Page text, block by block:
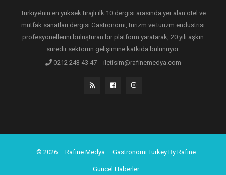
Türkiye’nin en yüksek tirajlı ilk 10 dergisi arasında yer alan otel ve
mutfak sanatları dergisi Gastronomi, turizm ve turizm endüstrisi
profesyonellerini buluşturan bir platform yaratarak, 20 yılı aşkın
süredir sektörün gelişimine katkıda bulunuyor.
0212 243 43 47
iletisim@rafinemedya.com
© 2026 Rafine Medya Gastronomi Turkey By Rafine
Güncel Haberler